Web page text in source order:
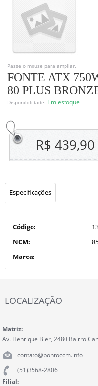
Passe o mouse para ampliar.
FONTE ATX
80 PLUS
Disponibilidade: Em estoque
R$ 439,90
Especificações
Código:
NCM:
Marca:
LOCALIZAÇÃO
Matriz:
Av. Henrique Bier, 2480 Bairro
contato@pontocom.info
(51)3568-2806
Filial: